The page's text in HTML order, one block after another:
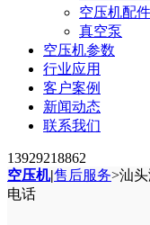
空压机配件
真空泵
空压机参数
行业应用
客户案例
新闻动态
联系我们
13929218862
空压机|售后服务>汕
电话